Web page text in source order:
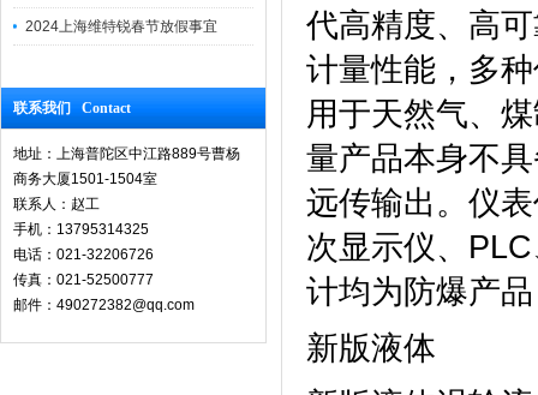
2024上海维特锐春节放假事宜
联系我们 Contact
地址：上海普陀区中江路889号曹杨
商务大厦1501-1504室
联系人：赵工
手机：13795314325
电话：021-32206726
传真：021-52500777
邮件：490272382@qq.com
代高精度、高
计量性能，多
用于天然气、
量产品本身不
远传输出。仪
次显示仪、
计均为防爆产
新版液体